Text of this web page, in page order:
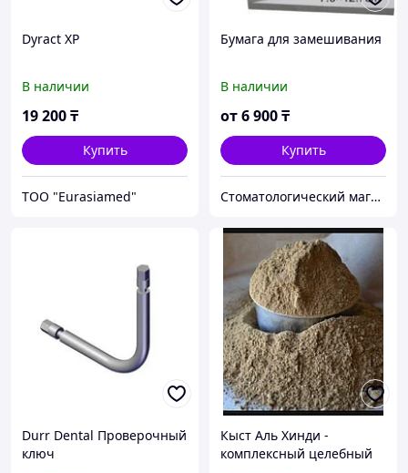
Dyract XP
В наличии
19 200₸
Купить
ТОО "Eurasiamed"
Бумага для замешивания
В наличии
от6 900₸
Купить
Стоматологический магазин "AllForDent"
Durr Dental Проверочный
ключ
Кыст Аль Хинди -
комплексный целебный